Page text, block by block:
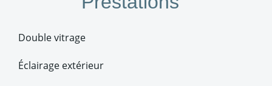
Double vitrage
Éclairage extérieur